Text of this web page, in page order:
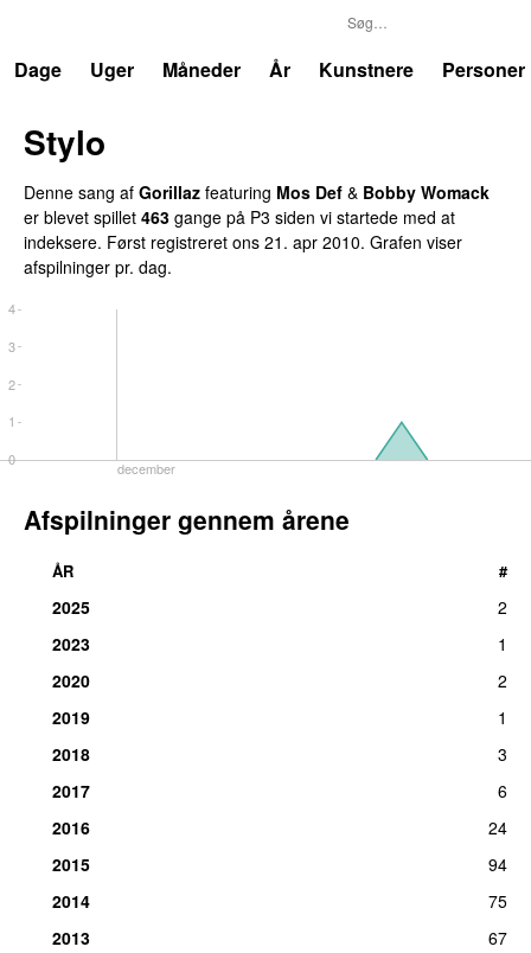
Dage
Uger Måneder År Kunstnere Personer
Stylo
Denne sang af Gorillaz featuring Mos Def & Bobby Womack
er blevet spillet 463 gange på P3 siden vi startede med at
indeksere. Først registreret ons 21. apr 2010. Grafen viser
afspilninger pr. dag.
december
0
1
2
3
4
Afspilninger gennem årene
ÅR #
2025
2
2023
1
2020
2
2019
1
2018
3
2017
6
2016
24
2015
94
2014
75
2013
67